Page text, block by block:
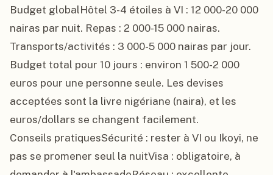
Budget globalHôtel 3-4 étoiles à VI : 12 000-20 000
nairas par nuit. Repas : 2 000-15 000 nairas.
Transports/activités : 3 000-5 000 nairas par jour.
Budget total pour 10 jours : environ 1 500-2 000
euros pour une personne seule. Les devises
acceptées sont la livre nigériane (naira), et les
euros/dollars se changent facilement.
Conseils pratiquesSécurité : rester à VI ou Ikoyi, ne
pas se promener seul la nuitVisa : obligatoire, à